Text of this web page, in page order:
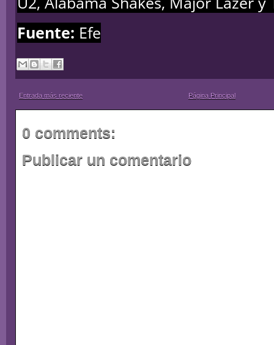
Fuente: Efe
Entrada más reciente Página Principal
0 comments:
Publicar un comentario